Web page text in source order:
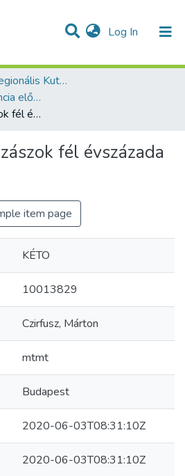
Log In (current)
& Collections
Statistics
of DSpace
ELTE KRTK Regionális Kutatások Intézete
Ismertetők, konferencia előadás absztraktok - magyar nyelvű (RKI)
A szepességi szászok fél évszázada (1880-1930)
fél évszázada
item page
KÉTO
10013829
Czirfusz, Márton
mtmt
Budapest
2020-06-03T08:31:10Z
2020-06-03T08:31:10Z